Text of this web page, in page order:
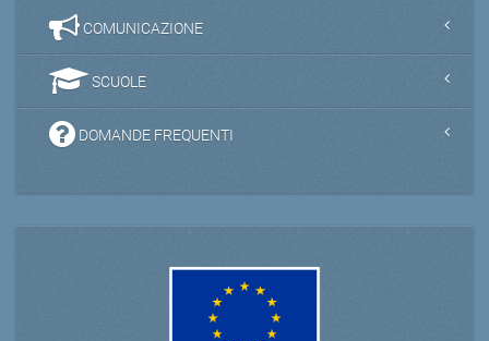
COMUNICAZIONE
SCUOLE
DOMANDE FREQUENTI